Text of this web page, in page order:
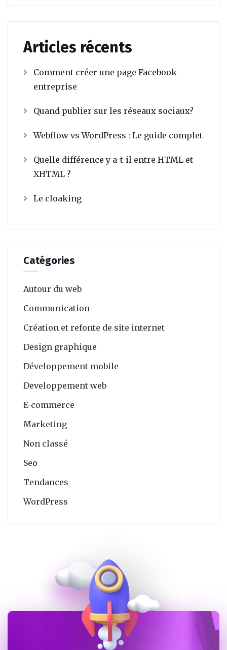
Articles récents
Comment créer une page Facebook
entreprise
Quand publier sur les réseaux sociaux?
Webflow vs WordPress : Le guide complet
Quelle différence y a-t-il entre HTML et
XHTML ?
Le cloaking
Catégories
Autour du web
Communication
Création et refonte de site internet
Design graphique
Développement mobile
Developpement web
E-commerce
Marketing
Non classé
Seo
Tendances
WordPress